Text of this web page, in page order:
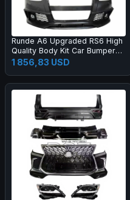
Runde A6 Upgraded RS6 High
Quality Body Kit Car Bumper
Grille Rear Lips Tail Throat Tail
Wing Manufacturer Direct
1 856,83 USD